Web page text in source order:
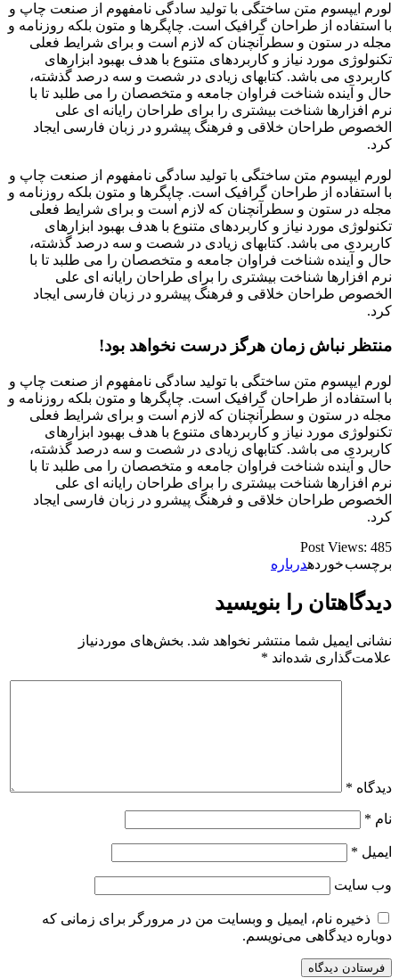
لورم ایپسوم متن ساختگی با تولید سادگی نامفهوم از صنعت چاپ و
با استفاده از طراحان گرافیک است. چاپگرها و متون بلکه روزنامه و
مجله در ستون و سطرآنچنان که لازم است و برای شرایط فعلی
تکنولوژی مورد نیاز و کاربردهای متنوع با هدف بهبود ابزارهای
کاربردی می باشد. کتابهای زیادی در شصت و سه درصد گذشته،
حال و آینده شناخت فراوان جامعه و متخصصان را می طلبد تا با
نرم افزارها شناخت بیشتری را برای طراحان رایانه ای علی
الخصوص طراحان خلاقی و فرهنگ پیشرو در زبان فارسی ایجاد
کرد.
لورم ایپسوم متن ساختگی با تولید سادگی نامفهوم از صنعت چاپ و
با استفاده از طراحان گرافیک است. چاپگرها و متون بلکه روزنامه و
مجله در ستون و سطرآنچنان که لازم است و برای شرایط فعلی
تکنولوژی مورد نیاز و کاربردهای متنوع با هدف بهبود ابزارهای
کاربردی می باشد. کتابهای زیادی در شصت و سه درصد گذشته،
حال و آینده شناخت فراوان جامعه و متخصصان را می طلبد تا با
نرم افزارها شناخت بیشتری را برای طراحان رایانه ای علی
الخصوص طراحان خلاقی و فرهنگ پیشرو در زبان فارسی ایجاد
کرد.
منتظر نباش زمان هرگز درست نخواهد بود!
لورم ایپسوم متن ساختگی با تولید سادگی نامفهوم از صنعت چاپ و
با استفاده از طراحان گرافیک است. چاپگرها و متون بلکه روزنامه و
مجله در ستون و سطرآنچنان که لازم است و برای شرایط فعلی
تکنولوژی مورد نیاز و کاربردهای متنوع با هدف بهبود ابزارهای
کاربردی می باشد. کتابهای زیادی در شصت و سه درصد گذشته،
حال و آینده شناخت فراوان جامعه و متخصصان را می طلبد تا با
نرم افزارها شناخت بیشتری را برای طراحان رایانه ای علی
الخصوص طراحان خلاقی و فرهنگ پیشرو در زبان فارسی ایجاد
کرد.
Post Views: 485
برچسب خوردهدرباره
دیدگاهتان را بنویسید
نشانی ایمیل شما منتشر نخواهد شد. بخش‌های موردنیاز
علامت‌گذاری شده‌اند *
دیدگاه *
نام *
ایمیل *
وب‌ سایت
ذخیره نام، ایمیل و وبسایت من در مرورگر برای زمانی که
دوباره دیدگاهی می‌نویسم.